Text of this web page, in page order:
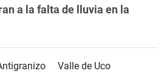
a la falta de lluvia en la
Valle de Uco